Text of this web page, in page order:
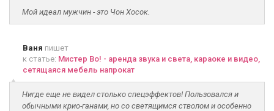
Мой идеал мужчин - это Чон Хосок.
Ваня пишет
к статье: Мистер Во! - аренда звука и света, караоке и видео,
сетящаяся мебель напрокат
Нигде еще не видел столько спецэффектов! Пользовался и
обычными крио-ганами, но со светящимся стволом и особенно